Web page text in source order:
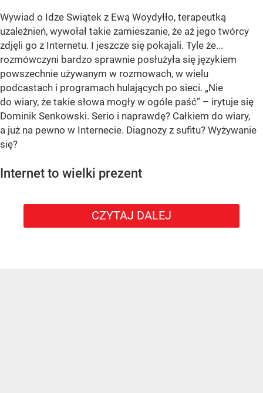
Wywiad o Idze Swiątek z Ewą Woydyłło, terapeutką
uzależnień, wywołał takie zamieszanie, że aż jego twórcy
zdjęli go z Internetu. I jeszcze się pokajali. Tyle że...
rozmówczyni bardzo sprawnie posłużyła się językiem
powszechnie używanym w rozmowach, w wielu
podcastach i programach hulających po sieci. „Nie
do wiary, że takie słowa mogły w ogóle paść” – irytuje się
Dominik Senkowski. Serio i naprawdę? Całkiem do wiary,
a już na pewno w Internecie. Diagnozy z sufitu? Wyżywanie
się?
Internet to wielki prezent
CZYTAJ DALEJ